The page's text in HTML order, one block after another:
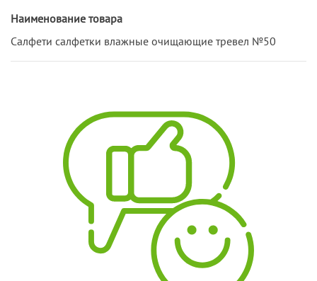
Наименование товара
Салфети салфетки влажные очищающие тревел №50